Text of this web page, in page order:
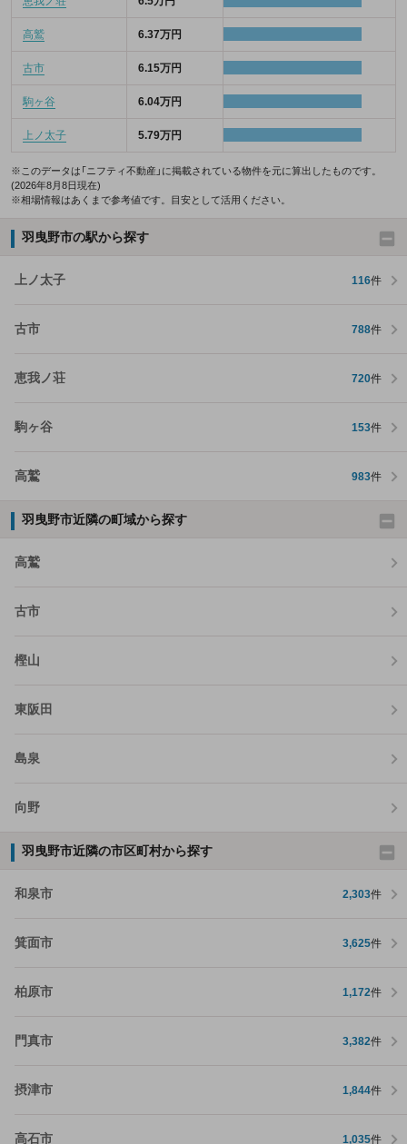
高鷲 6.37万円
古市 6.15万円
駒ヶ谷 6.04万円
上ノ太子 5.79万円
※このデータは「ニフティ不動産」に掲載されている物件を元に算出したものです。
(2026年8月8日現在)
※相場情報はあくまで参考値です。目安として活用ください。
羽曳野市の駅から探す
上ノ太子 116件
古市 788件
恵我ノ荘 720件
駒ヶ谷 153件
高鷲 983件
羽曳野市近隣の町域から探す
高鷲
古市
樫山
東阪田
島泉
向野
羽曳野市近隣の市区町村から探す
和泉市 2,303件
箕面市 3,625件
柏原市 1,172件
門真市 3,382件
摂津市 1,844件
高石市 1,035件